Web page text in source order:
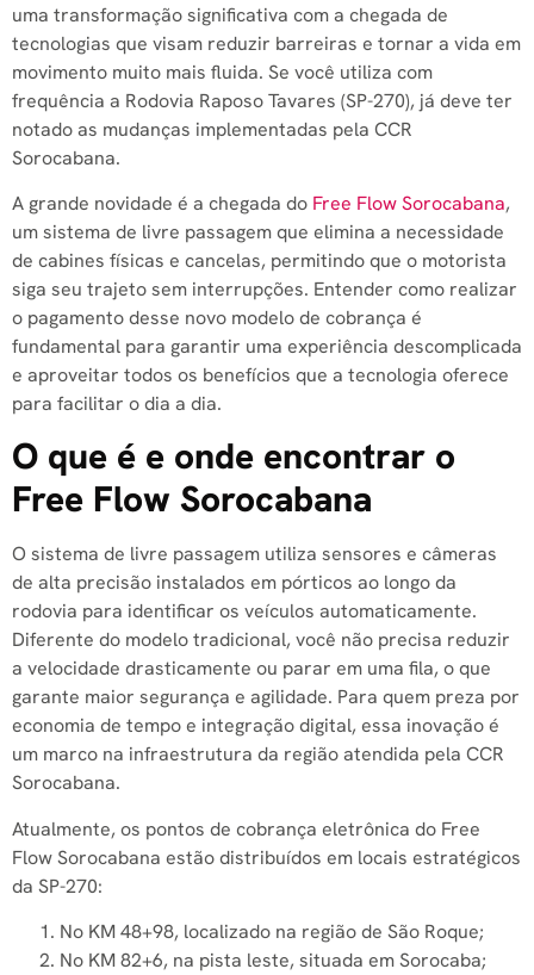
uma transformação significativa com a chegada de
tecnologias que visam reduzir barreiras e tornar a vida em
movimento muito mais fluida. Se você utiliza com
frequência a Rodovia Raposo Tavares (SP-270), já deve ter
notado as mudanças implementadas pela CCR
Sorocabana.
A grande novidade é a chegada do Free Flow Sorocabana,
um sistema de livre passagem que elimina a necessidade
de cabines físicas e cancelas, permitindo que o motorista
siga seu trajeto sem interrupções. Entender como realizar
o pagamento desse novo modelo de cobrança é
fundamental para garantir uma experiência descomplicada
e aproveitar todos os benefícios que a tecnologia oferece
para facilitar o dia a dia.
O que é e onde encontrar o
Free Flow Sorocabana
O sistema de livre passagem utiliza sensores e câmeras
de alta precisão instalados em pórticos ao longo da
rodovia para identificar os veículos automaticamente.
Diferente do modelo tradicional, você não precisa reduzir
a velocidade drasticamente ou parar em uma fila, o que
garante maior segurança e agilidade. Para quem preza por
economia de tempo e integração digital, essa inovação é
um marco na infraestrutura da região atendida pela CCR
Sorocabana.
Atualmente, os pontos de cobrança eletrônica do Free
Flow Sorocabana estão distribuídos em locais estratégicos
da SP-270:
No KM 48+98, localizado na região de São Roque;
No KM 82+6, na pista leste, situada em Sorocaba;